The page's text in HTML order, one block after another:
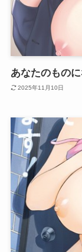
あなたのもの
2025年11月10日